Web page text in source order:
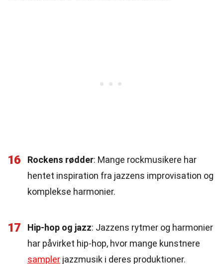
16 Rockens rødder: Mange rockmusikere har
hentet inspiration fra jazzens improvisation og
komplekse harmonier.
17 Hip-hop og jazz: Jazzens rytmer og harmonier
har påvirket hip-hop, hvor mange kunstnere
sampler jazzmusik i deres produktioner.